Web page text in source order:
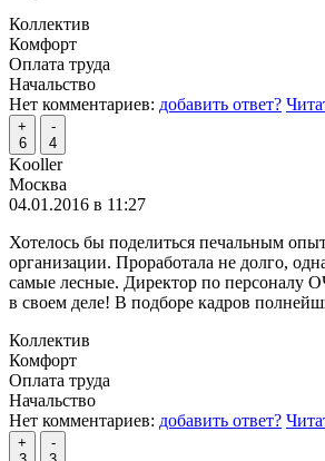
Коллектив
Комфорт
Оплата труда
Начальство
Нет комментариев: добавить ответ?
+
6
-
4
Kooller
Москва
04.01.2016 в 11:27
Хотелось бы поделиться печальным
организации. Проработала не долго,
самые лесные. Директор по персоналу
в своем деле! В подборе кадров
Коллектив
Комфорт
Оплата труда
Начальство
Нет комментариев: добавить ответ?
+
-